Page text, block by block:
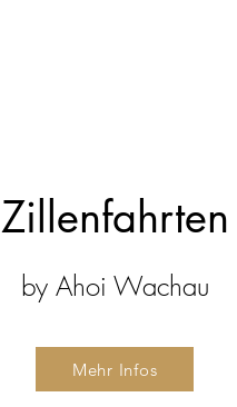
Zillenfahrten
by Ahoi Wachau
Mehr Infos